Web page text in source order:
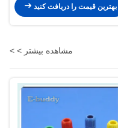
بهترین قیمت را دریافت کنید
مشاهده بیشتر > >